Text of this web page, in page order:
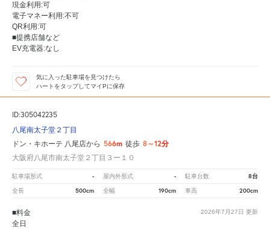
現金利用:可
電子マネー利用:不可
QR利用:可
■提携店舗など
EV充電器:なし
気に入った駐車場を見つけたら
ハートをタップしてマイPに保存
ID:305042235
八尾南太子堂２丁目
ドン・キホーテ 八尾店から 566m 徒歩 8～12分
大阪府八尾市南太子堂２丁目３ー１０
駐車場形式 - 屋内外形式 - 駐車台数 8台
全長 500cm 全幅 190cm 車高 200cm
2026年7月27日 更新
■料金
全日